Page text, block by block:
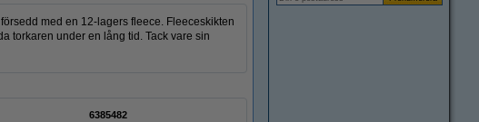
med en 12-lagers fleece. Fleeceskikten
torkaren under en lång tid. Tack vare sin
6385482